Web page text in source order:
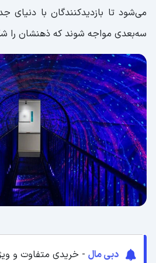
می‌شود تا بازدیدکنندگان با دنیای
سه‌بعدی مواجه شوند که ذهنشان را
دبی مال - خریدی متفاوت و